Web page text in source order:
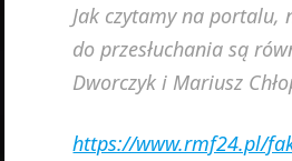
Jak czytamy na portalu,
do przesłuchania są
Dworczyk i Mariusz
https://www.rmf24.pl/